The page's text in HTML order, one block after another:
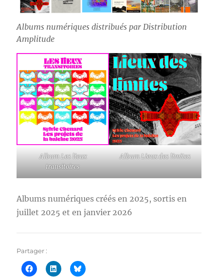
Albums numériques distribués par Distribution
Amplitude
Album Les lieux
transitoires
Album Lieux des limites
Albums numériques créés en 2025, sortis en
juillet 2025 et en janvier 2026
Partager :